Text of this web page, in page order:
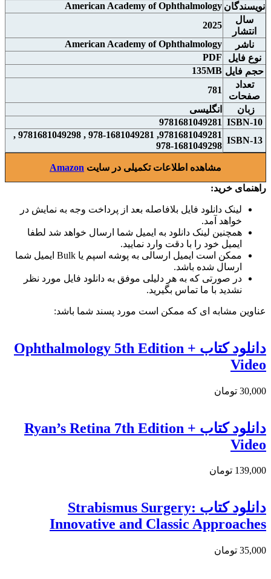
نويسندگان American Academy of Ophthalmology
سال
انتشار
2025
ناشر
American Academy of Ophthalmology
نوع فايل
PDF
حجم فايل 135MB
تعداد
صفحات
781
زبان
انگلیسی
ISBN-10
9781681049281
ISBN-13
9781681049281, 978-1681049281 , 9781681049298 ,
978-1681049298
مشاهده اطلاعات تکمیلی در سایت Amazon
راهنمای خرید:
لینک دانلود فایل بلافاصله بعد از پرداخت وجه به نمایش در
خواهد آمد.
همچنین لینک دانلود به ایمیل شما ارسال خواهد شد لطفا
ایمیل خود را با دقت وارد نمایید.
ممکن است ایمیل ارسالی به پوشه اسپم یا Bulk ایمیل شما
ارسال شده باشد.
در صورتی که به هر دلیلی موفق به دانلود فایل مورد نظر
نشدید با ما تماس بگیرید.
عناوین مشابه ای که ممکن است مورد پسند شما باشد:
دانلود کتاب Ophthalmology 5th Edition +
Video
30,000 تومان
دانلود كتاب Ryan’s Retina 7th Edition +
Video
139,000 تومان
دانلود کتاب Strabismus Surgery:
Innovative and Classic Approaches
35,000 تومان